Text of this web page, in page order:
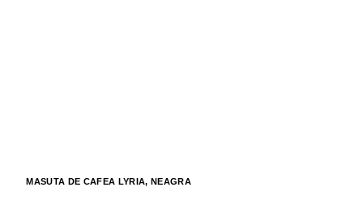
MASUTA DE CAFEA LYRIA, NEAGRA